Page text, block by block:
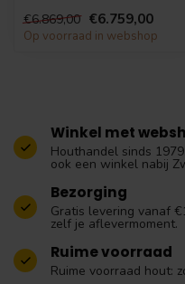
uits...
€6.869,00 €6.759,00
Op voorraad in webshop
Winkel met
Houthandel sinds
ook een winkel nabij
Bezorging
Gratis levering vanaf
zelf je aflevermoment.
Ruime voorraad
Ruime voorraad hout: